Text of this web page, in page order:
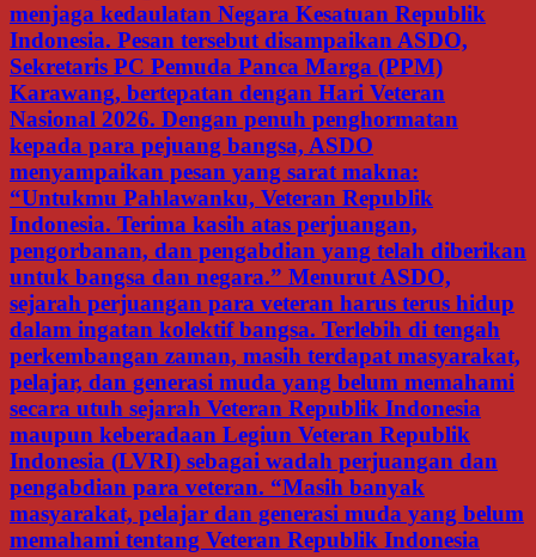
menjaga kedaulatan Negara Kesatuan Republik
Indonesia. Pesan tersebut disampaikan ASDO,
Sekretaris PC Pemuda Panca Marga (PPM)
Karawang, bertepatan dengan Hari Veteran
Nasional 2026. Dengan penuh penghormatan
kepada para pejuang bangsa, ASDO
menyampaikan pesan yang sarat makna:
“Untukmu Pahlawanku, Veteran Republik
Indonesia. Terima kasih atas perjuangan,
pengorbanan, dan pengabdian yang telah diberikan
untuk bangsa dan negara.” Menurut ASDO,
sejarah perjuangan para veteran harus terus hidup
dalam ingatan kolektif bangsa. Terlebih di tengah
perkembangan zaman, masih terdapat masyarakat,
pelajar, dan generasi muda yang belum memahami
secara utuh sejarah Veteran Republik Indonesia
maupun keberadaan Legiun Veteran Republik
Indonesia (LVRI) sebagai wadah perjuangan dan
pengabdian para veteran. “Masih banyak
masyarakat, pelajar dan generasi muda yang belum
memahami tentang Veteran Republik Indonesia